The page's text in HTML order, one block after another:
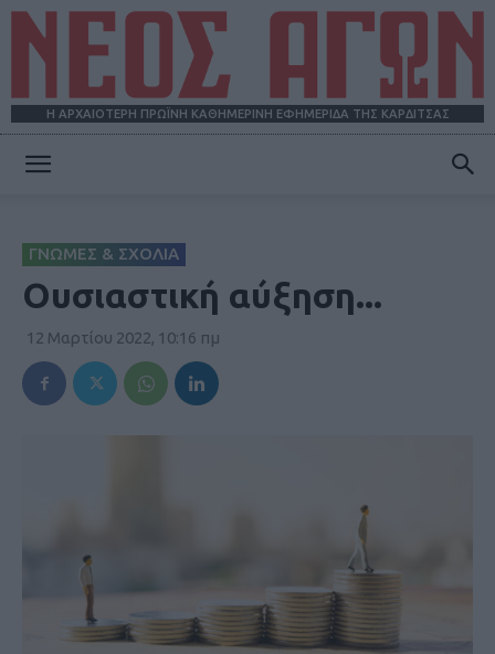
Η ΑΡΧΑΙΟΤΕΡΗ ΠΡΩΪΝΗ ΚΑΘΗΜΕΡΙΝΗ ΕΦΗΜΕΡΙΔΑ ΤΗΣ ΚΑΡΔΙΤΣΑΣ
ΓΝΩΜΕΣ & ΣΧΟΛΙΑ
Ουσιαστική αύξηση...
12 Μαρτίου 2022, 10:16 πμ